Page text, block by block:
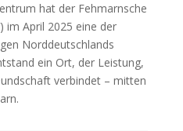
hat der Fehmarnsche
im April 2025 eine der
Norddeutschlands
ein Ort, der Leistung,
verbindet – mitten